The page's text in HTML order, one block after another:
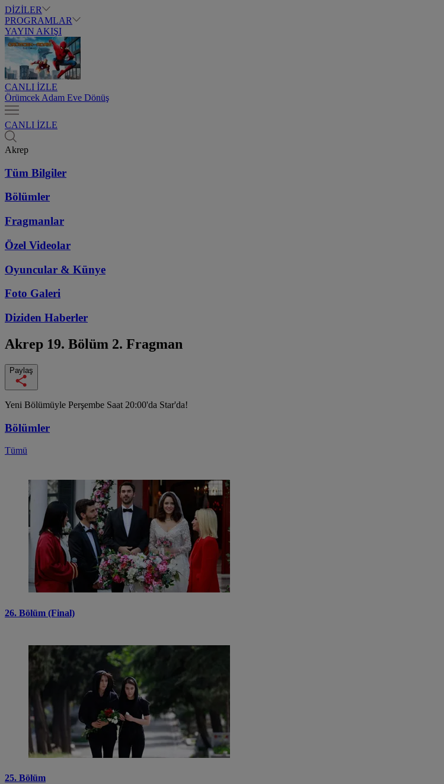
DİZİLER
PROGRAMLAR
YAYIN AKIŞI
CANLI İZLE
Örümcek Adam Eve Dönüş
CANLI İZLE
Akrep
Tüm Bilgiler
Bölümler
Fragmanlar
Özel Videolar
Oyuncular & Künye
Foto Galeri
Diziden Haberler
Akrep 19. Bölüm 2. Fragman
Paylaş
Yeni Bölümüyle Perşembe Saat 20:00'da Star'da!
Bölümler
Tümü
26. Bölüm (Final)
25. Bölüm